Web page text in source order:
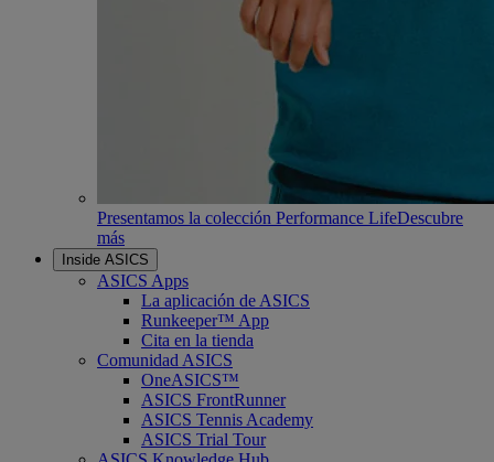
Presentamos la colección Performance LifeDescubre
más
Inside ASICS
ASICS Apps
La aplicación de ASICS
Runkeeper™ App
Cita en la tienda
Comunidad ASICS
OneASICS™
ASICS FrontRunner
ASICS Tennis Academy
ASICS Trial Tour